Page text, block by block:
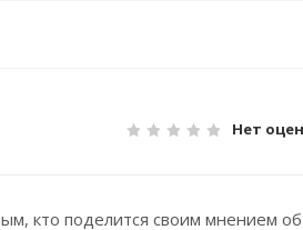
Нет
кто поделится своим мнением